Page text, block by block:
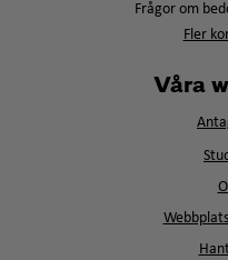
Frågor om
Fler
Våra